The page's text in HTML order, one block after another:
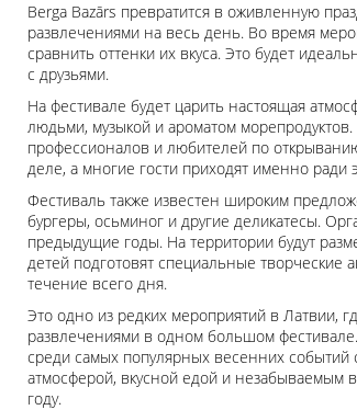
Berga Bazārs превратится в оживленную
развлечениями на весь день. Во время
сравнить оттенки их вкуса. Это будет
с друзьями.
На фестивале будет царить настоящая
людьми, музыкой и ароматом
профессионалов и любителей по
деле, а многие гости приходят именно ради
Фестиваль также известен широким
бургеры, осьминог и другие деликатесы.
предыдущие годы. На территории будут
детей подготовят специальные творческие
течение всего дня.
Это одно из редких мероприятий в Латвии,
развлечениями в одном большом
среди самых популярных весенних
атмосферой, вкусной едой и незабываемым
году.